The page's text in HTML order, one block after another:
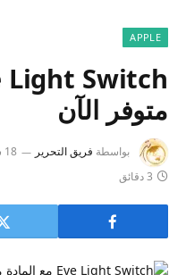
APPLE
متوفر الآن
بواسطة فريق التحرير 18 سبتمبر، 2024
3 دقائق